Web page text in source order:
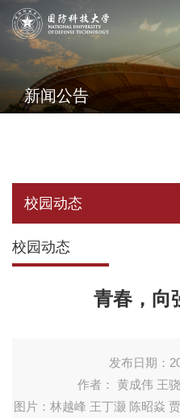
新闻公告
校园动态
校园动态
青春，向
发布日期：
作者： 黄成伟 王
图片：林越峰 王丁灏 陈昭焱